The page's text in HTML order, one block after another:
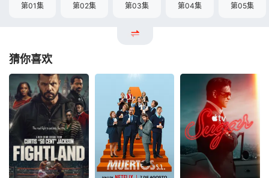
第01集 第02集 第03集 第04集 第05集
猜你喜欢